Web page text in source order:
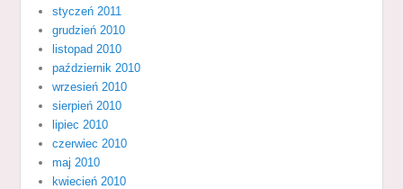
styczeń 2011
grudzień 2010
listopad 2010
październik 2010
wrzesień 2010
sierpień 2010
lipiec 2010
czerwiec 2010
maj 2010
kwiecień 2010